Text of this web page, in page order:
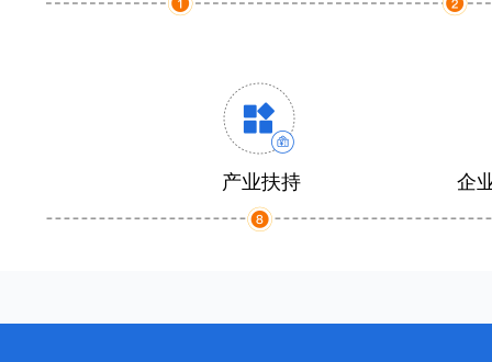
产业扶持 企